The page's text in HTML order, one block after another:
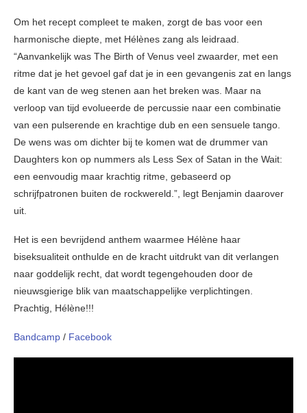
Om het recept compleet te maken, zorgt de bas voor een
harmonische diepte, met Hélènes zang als leidraad.
“Aanvankelijk was The Birth of Venus veel zwaarder, met een
ritme dat je het gevoel gaf dat je in een gevangenis zat en langs
de kant van de weg stenen aan het breken was. Maar na
verloop van tijd evolueerde de percussie naar een combinatie
van een pulserende en krachtige dub en een sensuele tango.
De wens was om dichter bij te komen wat de drummer van
Daughters kon op nummers als Less Sex of Satan in the Wait:
een eenvoudig maar krachtig ritme, gebaseerd op
schrijfpatronen buiten de rockwereld.”, legt Benjamin daarover
uit.
Het is een bevrijdend anthem waarmee Hélène haar
biseksualiteit onthulde en de kracht uitdrukt van dit verlangen
naar goddelijk recht, dat wordt tegengehouden door de
nieuwsgierige blik van maatschappelijke verplichtingen.
Prachtig, Hélène!!!
Bandcamp / Facebook